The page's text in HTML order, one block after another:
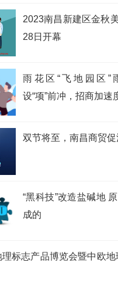
2023南昌新建区金秋
28日开幕
雨花区“飞地园区”
设“项”前冲，招商加速
双节将至，南昌商贸
“黑科技”改造盐碱地
成的
标志产品博览会暨中欧